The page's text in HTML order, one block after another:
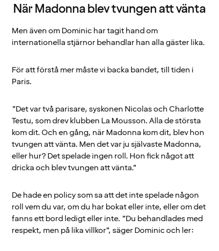
När Madonna blev tvungen att vänta
Men även om Dominic har tagit hand om
internationella stjärnor behandlar han alla gäster lika.
För att förstå mer måste vi backa bandet, till tiden i
Paris.
”Det var två parisare, syskonen Nicolas och Charlotte
Testu, som drev klubben La Mousson. Alla de största
kom dit. Och en gång, när Madonna kom dit, blev hon
tvungen att vänta. Men det var ju självaste Madonna,
eller hur? Det spelade ingen roll. Hon fick något att
dricka och blev tvungen att vänta.”
De hade en policy som sa att det inte spelade någon
roll vem du var, om du har bokat eller inte, eller om det
fanns ett bord ledigt eller inte. ”Du behandlades med
respekt, men på lika villkor”, säger Dominic och ler: